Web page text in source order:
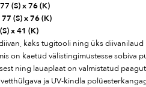
(S) x 76 (K)
(S) x 76 (K)
x 41 (K)
kaks tugitooli ning üks diivanilaud
on kaetud välistingimustesse sobiva
ning lauaplaat on valmistatud
ja UV-kindla